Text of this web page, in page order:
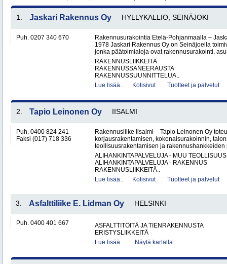
1. Jaskari Rakennus Oy HYLLYKALLIO, SEINÄJOKI
Puh. 0207 340 670
Rakennusurakointia Etelä-Pohjanmaalla –
1978 Jaskari Rakennus Oy on Seinäjoella
jonka päätoimialoja ovat rakennusurakointi,
RAKENNUSLIIKKEITÄ
RAKENNUSSANEERAUSTA
RAKENNUSSUUNNITTELUA..
Lue lisää..
Kotisivut Tuotteet ja palvelut
2. Tapio Leinonen Oy IISALMI
Puh. 0400 824 241
Faksi (017) 718 336
Rakennusliike Iisalmi – Tapio Leinonen Oy
korjausrakentamisen, kokonaisurakoinnin,
teollisuusrakentamisen ja
ALIHANKINTAPALVELUJA - MUU TEOLLISUUS
ALIHANKINTAPALVELUJA - RAKENNUS
RAKENNUSLIIKKEITÄ..
Lue lisää..
Kotisivut Tuotteet ja palvelut
3. Asfalttiliike E. Lidman Oy HELSINKI
Puh. 0400 401 667
ASFALTTITÖITÄ JA TIENRAKENNUSTA
ERISTYSLIIKKEITÄ
Lue lisää..
Näytä kartalla